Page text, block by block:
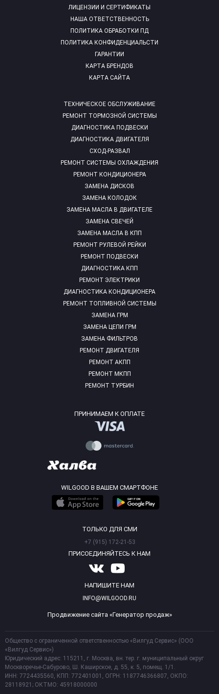
ТЕХНИЧЕСКОЕ ОБСЛУЖИВАНИЕ
РЕМОНТ ТОРМОЗНОЙ СИСТЕМЫ
ДИАГНОСТИКА ПОДВЕСКИ
ДИАГНОСТИКА ДВИГАТЕЛЯ
СХОД-РАЗВАЛ
РЕМОНТ СИСТЕМЫ ОХЛАЖДЕНИЯ
РЕМОНТ КОНДИЦИОНЕРА
ЗАМЕНА ДИСКОВ
ЗАМЕНА КОЛОДОК
ЗАМЕНА МАСЛА В ДВИГАТЕЛЕ
ЗАМЕНА СВЕЧЕЙ
ЗАМЕНА МАСЛА В КПП
РЕМОНТ РУЛЕВОЙ РЕЙКИ
РЕМОНТ ПОДВЕСКИ
ДИАГНОСТИКА КПП
РЕМОНТ ЭЛЕКТРИКИ
ДИАГНОСТИКА КОНДИЦИОНЕРА
РЕМОНТ ТОПЛИВНОЙ СИСТЕМЫ
ЗАМЕНА ГРМ
ЗАМЕНА ЦЕПИ ГРМ
ЗАМЕНА ФИЛЬТРОВ
РЕМОНТ ДВИГАТЕЛЯ
РЕМОНТ АКПП
РЕМОНТ МКПП
РЕМОНТ ТУРБИН
ЛИЦЕНЗИИ И СЕРТИФИКАТЫ
НАША ОТВЕТСТВЕННОСТЬ
ПОЛИТИКА ОБРАБОТКИ ПД
ПОЛИТИКА КОНФИДЕНЦИАЛЬСТИ
ГАРАНТИИ
КАРТА БРЕНДОВ
КАРТА САЙТА
ПРИНИМАЕМ К ОПЛАТЕ
WILGOOD В ВАШЕМ СМАРТФОНЕ
ТОЛЬКО ДЛЯ СМИ
+7 (915) 172-21-53
ПРИСОЕДИНЯЙТЕСЬ К НАМ
НАПИШИТЕ НАМ
INFO@WILGOOD.RU
Продвижение сайта «Генератор продаж»
Общество с ограниченной ответственностью «Вилгуд Сервис» (ООО
«Вилгуд Сервис»)
Юридический адрес: 115211, г. Москва, вн. тер. г. муниципальный округ
Москворечье-Сабурово, Ш. Каширское, д. 55, к. 5, помещ. 1/1.
ИНН: 7724435560, КПП: 772401001, ОГРН: 1187746366807, ОКПО:
28118921; ОКТМО: 45918000000